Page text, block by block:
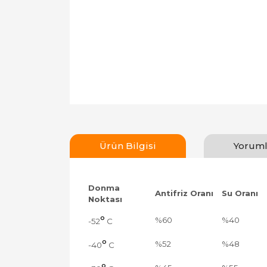
Ürün Bilgisi
Donma
Noktası
Antifriz Oranı Su Oranı
-52° C %60 %40
-40° C %52 %48